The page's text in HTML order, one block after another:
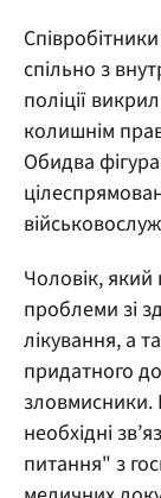
Співробітники
спільно з
поліції
колишнім
Обидва
Чоловік,
проблеми зі
лікування, а
придатного
необхідні
питання" з